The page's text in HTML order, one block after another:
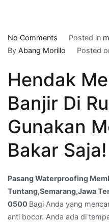
No Comments
Pasang
Membrane
Bakar
Di
Kami
:
0812
9070
Posted in
By Abang Morillo Posted
Hendak
Banjir Di
Gunakan
Bakar Saja!
Pasang Waterproofing
Tuntang,Semarang,Jawa
0500 Bagi Anda yang
anti bocor. Anda ada di